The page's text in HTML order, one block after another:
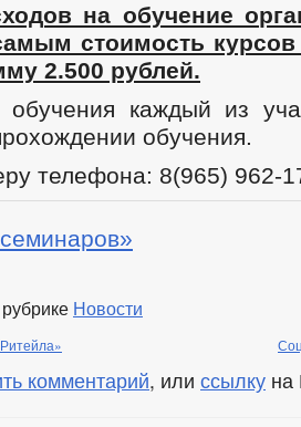
на обучение
стоимость курсов
2.500 рублей.
каждый из
обучения.
телефона: 8(965) 962-
Новости
комментарий, или ссылку на